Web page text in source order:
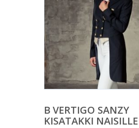
B VERTIGO SANZY
KISATAKKI NAISILLE